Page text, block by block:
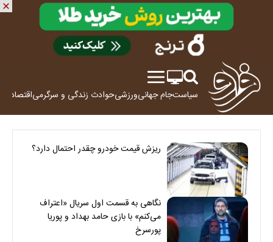
سیاستجام جهانیورزشیحوادث زندگی و سرگرمیاقتصاد
ریزش قیمت خودرو چقدر احتمال دارد؟
نگاهی به قسمت اول سریال «اعتراف
می‌کنم» با بازی حامد بهداد و پوریا
پورسرخ